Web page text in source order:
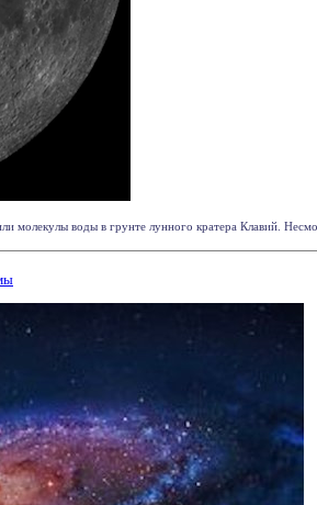
воды в грунте лунного кратера Клавий.